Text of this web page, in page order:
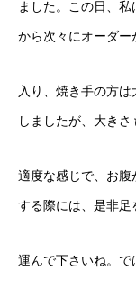
ました。この日、
から次々にオーダー
入り、焼き手の方
しましたが、大きさ
適度な感じで、お腹
する際には、是非足
運んで下さいね。で